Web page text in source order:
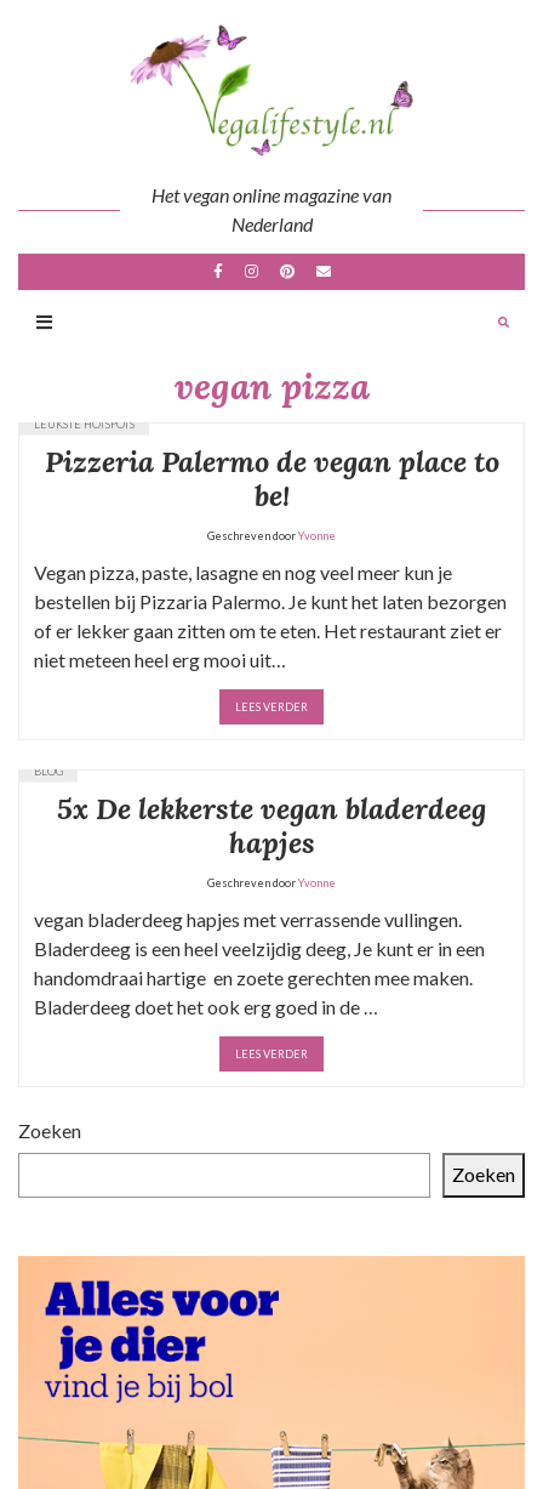
Het vegan online magazine van
Nederland
vegan pizza
LEUKSTE HOTSPOTS
Pizzeria Palermo de vegan place to
be!
Geschreven doorYvonne
Vegan pizza, paste, lasagne en nog veel meer kun je
bestellen bij Pizzaria Palermo. Je kunt het laten bezorgen
of er lekker gaan zitten om te eten. Het restaurant ziet er
niet meteen heel erg mooi uit…
LEES VERDER
BLOG
5x De lekkerste vegan bladerdeeg
hapjes
Geschreven doorYvonne
vegan bladerdeeg hapjes met verrassende vullingen.
Bladerdeeg is een heel veelzijdig deeg, Je kunt er in een
handomdraai hartige en zoete gerechten mee maken.
Bladerdeeg doet het ook erg goed in de …
LEES VERDER
Zoeken
Zoeken